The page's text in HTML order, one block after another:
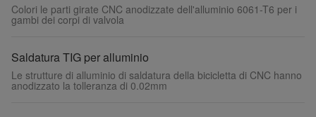
Colori le parti girate CNC anodizzate dell'alluminio 6061-T6 per i
gambi dei corpi di valvola
Saldatura TIG per alluminio
Le strutture di alluminio di saldatura della bicicletta di CNC hanno
anodizzato la tolleranza di 0.02mm